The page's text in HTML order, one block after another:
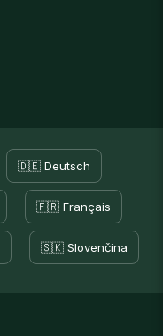
🇩🇪 Deutsch
🇫🇷 Français
🇸🇰 Slovenčina